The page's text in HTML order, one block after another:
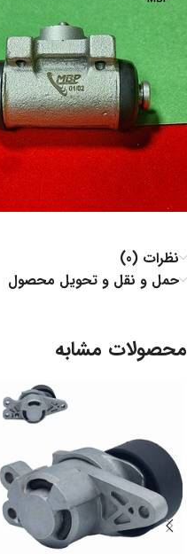
نظرات (0)
حمل و نقل و تحویل محصول
محصولات مشابه